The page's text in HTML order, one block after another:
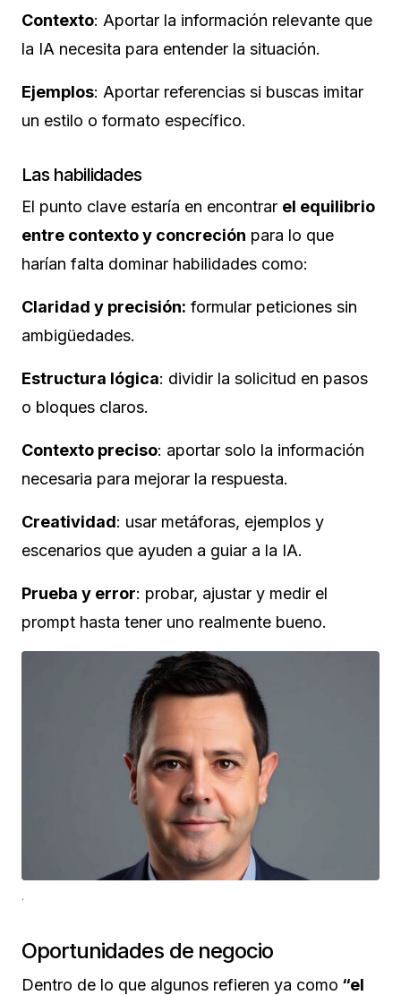
Contexto: Aportar la información relevante que
la IA necesita para entender la situación.
Ejemplos: Aportar referencias si buscas imitar
un estilo o formato específico.
Las habilidades
El punto clave estaría en encontrar el equilibrio
entre contexto y concreción para lo que
harían falta dominar habilidades como:
Claridad y precisión: formular peticiones sin
ambigüedades.
Estructura lógica: dividir la solicitud en pasos
o bloques claros.
Contexto preciso: aportar solo la información
necesaria para mejorar la respuesta.
Creatividad: usar metáforas, ejemplos y
escenarios que ayuden a guiar a la IA.
Prueba y error: probar, ajustar y medir el
prompt hasta tener uno realmente bueno.
.
Oportunidades de negocio
Dentro de lo que algunos refieren ya como “el